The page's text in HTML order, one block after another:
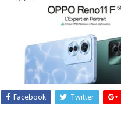
Facebook Twitter